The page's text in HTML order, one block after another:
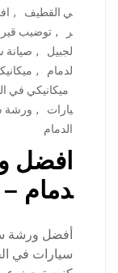
ي القطيف
,
ر
, توضيب قير
لجبيل
, صيانة
لدمام
,
ميكانيكي في
يارات
, ورشة
الدمام
افضل
دمام –
أفضل ورشة
سيارات في